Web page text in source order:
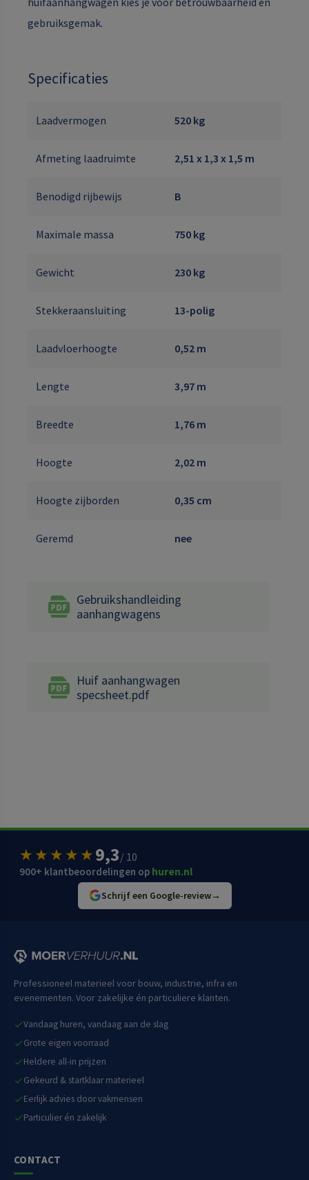
gebruiksgemak.
Specificaties
Laadvermogen 520 kg
Afmeting laadruimte 2,51 x 1,3 x 1,5 m
Benodigd rijbewijs B
Maximale massa 750 kg
Gewicht 230 kg
Stekkeraansluiting 13-polig
Laadvloerhoogte 0,52 m
Lengte 3,97 m
Breedte 1,76 m
Hoogte 2,02 m
Hoogte zijborden 0,35 cm
Geremd nee
Gebruikshandleiding
aanhangwagens
Huif aanhangwagen
specsheet.pdf
★★★★★9,3/ 10
900+ klantbeoordelingen op huren.nl
Schrijf een Google-review→
Professioneel materieel voor bouw, industrie, infra en
evenementen. Voor zakelijke én particuliere klanten.
Vandaag huren, vandaag aan de slag
Grote eigen voorraad
Heldere all-in prijzen
Gekeurd & startklaar materieel
Eerlijk advies door vakmensen
Particulier én zakelijk
CONTACT